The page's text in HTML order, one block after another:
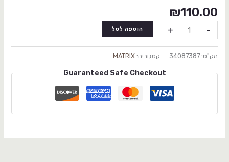
₪110.00
-
+ הוספה לסל
מק"ט: 34087387 קטגוריה: MATRIX
Guaranteed Safe Checkout